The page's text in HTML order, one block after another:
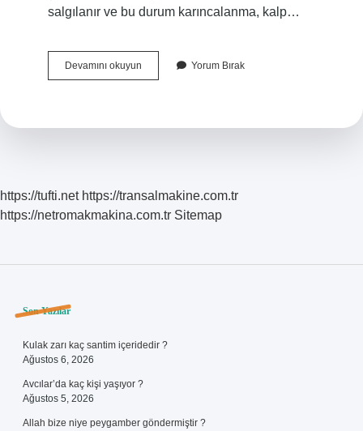
salgılanır ve bu durum karıncalanma, kalp…
Devamını okuyunÖfke
Belirtileri
Yorum Bırak
https://tufti.net https://transalmakine.com.tr
https://netromakmakina.com.tr Sitemap
Sidebar
Son Yazılar
Kulak zarı kaç santim içeridedir ?
Ağustos 6, 2026
Avcılar’da kaç kişi yaşıyor ?
Ağustos 5, 2026
Allah bize niye peygamber göndermiştir ?